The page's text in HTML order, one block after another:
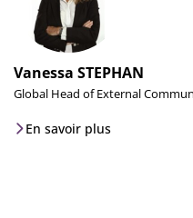
Vanessa STEPHAN
Global Head of External
En savoir plus